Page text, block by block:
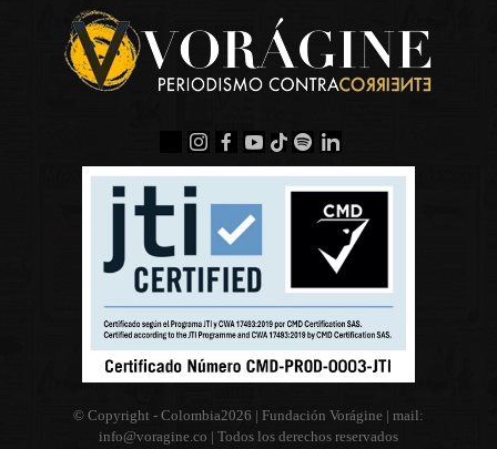
© Copyright - Colombia2026 | Fundación Vorágine | mail:
info@voragine.co | Todos los derechos reservados